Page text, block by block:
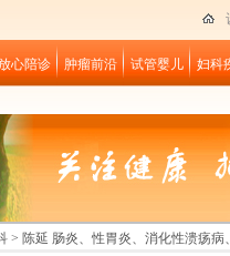
心陪诊 肿瘤前沿 试管婴儿 妇科
> 陈延 肠炎、性胃炎、消化性溃疡